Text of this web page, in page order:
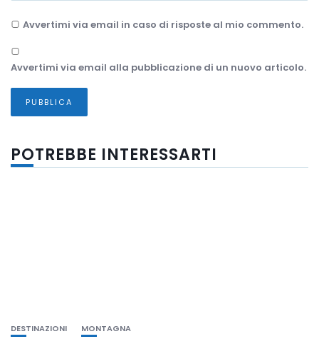
Avvertimi via email in caso di risposte al mio commento.
Avvertimi via email alla pubblicazione di un nuovo articolo.
POTREBBE INTERESSARTI
DESTINAZIONI MONTAGNA